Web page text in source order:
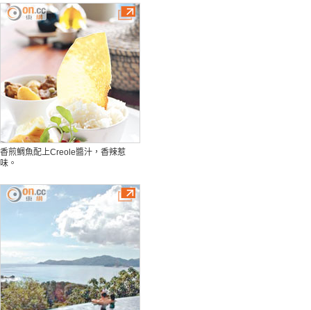
香煎鯛魚配上Creole醬汁，香辣惹
味。